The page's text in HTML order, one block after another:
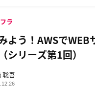
よう！AWSでWEB
シリーズ第1回）
ラ
聡吾